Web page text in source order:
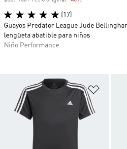
(17)
Guayos Predator League Jude
lengüeta abatible para niños
Niño Performance